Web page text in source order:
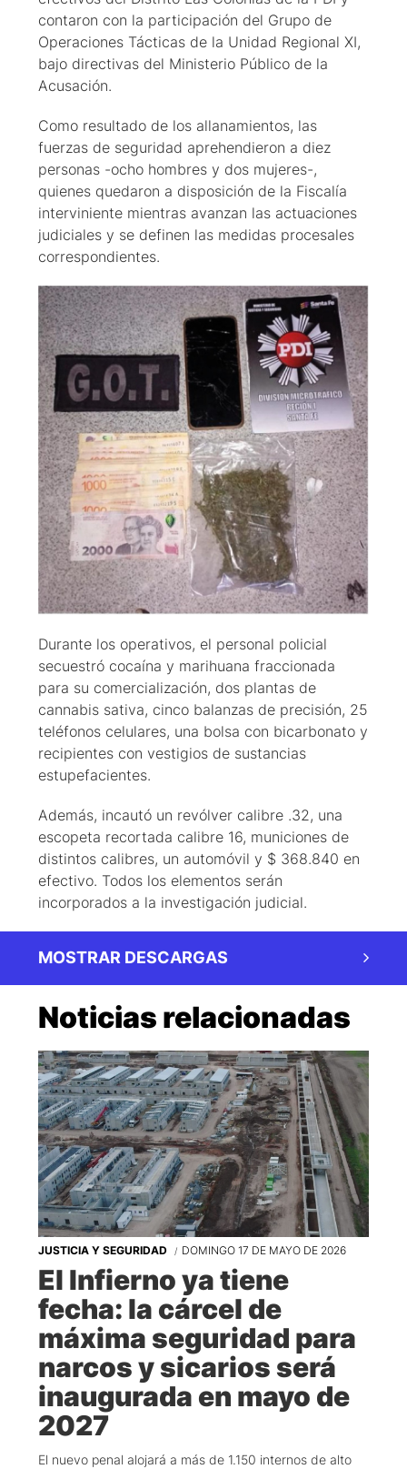
contaron con la participación del Grupo de
Operaciones Tácticas de la Unidad Regional XI,
bajo directivas del Ministerio Público de la
Acusación.
Como resultado de los allanamientos, las
fuerzas de seguridad aprehendieron a diez
personas -ocho hombres y dos mujeres-,
quienes quedaron a disposición de la Fiscalía
interviniente mientras avanzan las actuaciones
judiciales y se definen las medidas procesales
correspondientes.
Durante los operativos, el personal policial
secuestró cocaína y marihuana fraccionada
para su comercialización, dos plantas de
cannabis sativa, cinco balanzas de precisión, 25
teléfonos celulares, una bolsa con bicarbonato y
recipientes con vestigios de sustancias
estupefacientes.
Además, incautó un revólver calibre .32, una
escopeta recortada calibre 16, municiones de
distintos calibres, un automóvil y $ 368.840 en
efectivo. Todos los elementos serán
incorporados a la investigación judicial.
MOSTRAR DESCARGAS
Noticias relacionadas
JUSTICIA Y SEGURIDAD DOMINGO 17 DE MAYO DE 2026
El Infierno ya tiene
fecha: la cárcel de
máxima seguridad para
narcos y sicarios será
inaugurada en mayo de
2027
El nuevo penal alojará a más de 1.150 internos de alto